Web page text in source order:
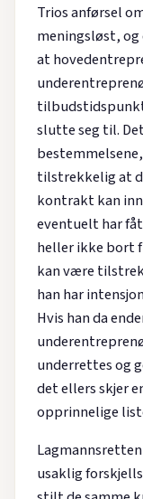
Trios anførsel
meningsløst,
at
slutte seg til.
tilstrekkelig at
kontrakt kan
eventuelt har
heller ikke bort
kan være
han har
Hvis han da
underrettes og
det ellers skjer
opprinnelige
usaklig